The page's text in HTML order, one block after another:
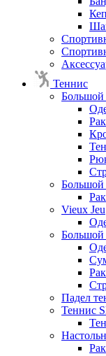
Теннис
Большой
Большой
Vieux Jeu
Большой
Падел
Теннис